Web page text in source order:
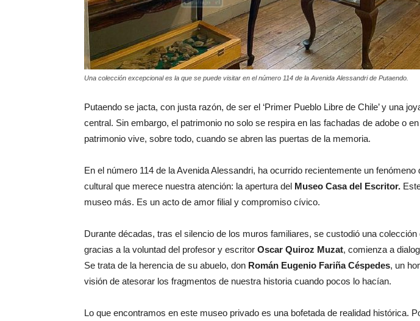
Una colección excepcional es la que se puede visitar en el número 114 de la Avenida Alessandri de Putaendo.
Putaendo se jacta, con justa razón, de ser el ‘Primer Pueblo Libre de Chile’ y una
central. Sin embargo, el patrimonio no solo se respira en las fachadas de adobe o
patrimonio vive, sobre todo, cuando se abren las puertas de la memoria.
En el número 114 de la Avenida Alessandri, ha ocurrido recientemente un fenómeno
cultural que merece nuestra atención: la apertura del Museo Casa del Escritor.
museo más. Es un acto de amor filial y compromiso cívico.
Durante décadas, tras el silencio de los muros familiares, se custodió una colección
gracias a la voluntad del profesor y escritor Oscar Quiroz Muzat, comienza a
Se trata de la herencia de su abuelo, don Román Eugenio Fariña Céspedes, un
visión de atesorar los fragmentos de nuestra historia cuando pocos lo hacían.
Lo que encontramos en este museo privado es una bofetada de realidad histórica.